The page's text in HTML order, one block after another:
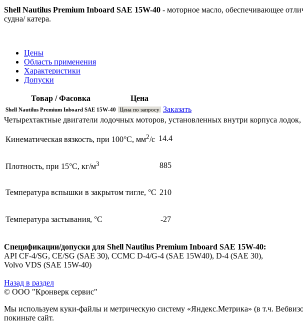
Shell Nautilus Premium Inboard SAE 15W-40 - моторное масло, обеспечивающее
судна/ катера.
Цены
Область применения
Характеристики
Допуски
Товар / Фасовка Цена
Shell Nautilus Premium Inboard SAE 15W-40 Цена по запросу Заказать
Четырехтактные двигатели лодочных моторов, установленных внутри корпуса
Кинематическая вязкость, при 100°С, мм2/с 14.4
Плотность, при 15°С, кг/м3 885
Температура вспышки в закрытом тигле, °С 210
Температура застывания, °С -27
Спецификации/допуски для Shell Nautilus Premium Inboard SAE 15W-40:
API CF-4/SG, CE/SG (SAE 30), CCMC D-4/G-4 (SAE 15W40), D-4 (SAE 30),
Volvo VDS (SAE 15W-40)
Назад в раздел
© ООО "Кронверк сервис"
Мы используем куки-файлы и метрическую систему «Яндекс.Метрика» (в т.ч.
покиньте сайт.